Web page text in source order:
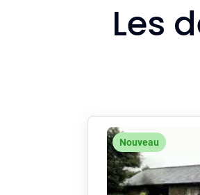
Les
Nouveau